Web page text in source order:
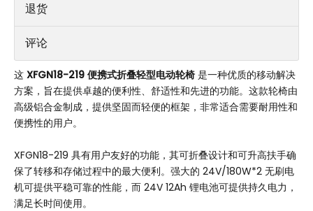
退货
评论
这 XFGN18-219 便携式折叠轻型电动轮椅 是一种优质的移动解决
方案，旨在提供卓越的便利性、舒适性和先进的功能。这款轮椅由
高级铝合金制成，提供坚固而轻便的框架，非常适合需要耐用性和
便携性的用户。
XFGN18-219 具有用户友好的功能，其可折叠设计和可升高扶手确
保了转移和存储过程中的最大便利。强大的 24V/180W*2 无刷电
机可提供平稳可靠的性能，而 24V 12Ah 锂电池可提供持久电力，
满足长时间使用。